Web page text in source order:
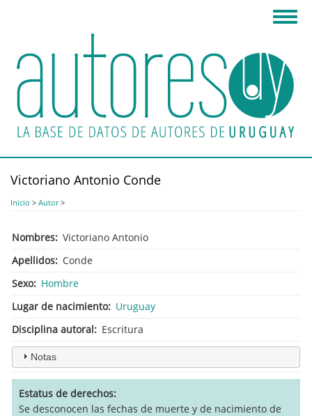
principal
Victoriano Antonio Conde
Inicio > Autor>
Nombres Victoriano Antonio
Apellidos
Conde
Sexo
Hombre
Lugar de nacimiento
Uruguay
Disciplina autoral
Escritura
Notas
Estatus de derechos
Se desconocen las fechas de muerte y de nacimiento de